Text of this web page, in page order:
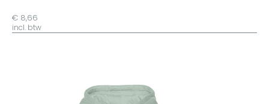
€ 8,66
incl. btw